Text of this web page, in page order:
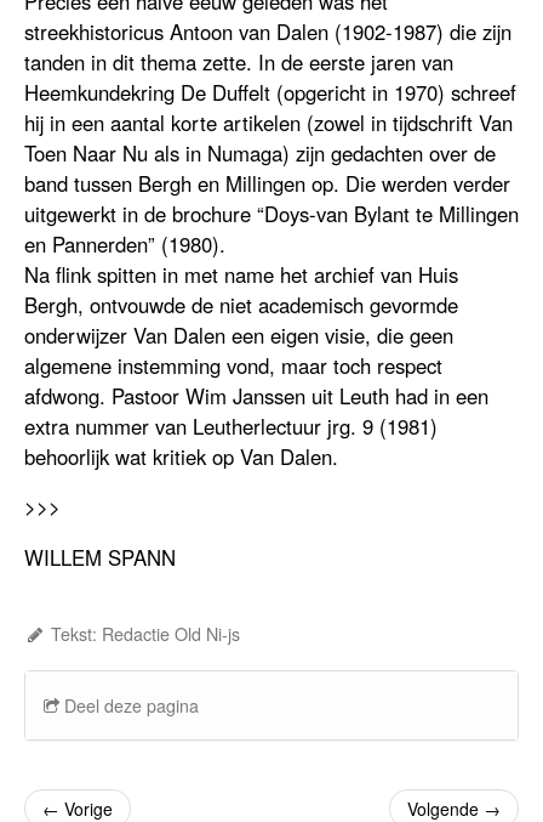
streekhistoricus Antoon van Dalen (1902-1987) die zijn
tanden in dit thema zette. In de eerste jaren van
Heemkundekring De Duffelt (opgericht in 1970) schreef
hij in een aantal korte artikelen (zowel in tijdschrift Van
Toen Naar Nu als in Numaga) zijn gedachten over de
band tussen Bergh en Millingen op. Die werden verder
uitgewerkt in de brochure “Doys-van Bylant te Millingen
en Pannerden” (1980).
Na flink spitten in met name het archief van Huis
Bergh, ontvouwde de niet academisch gevormde
onderwijzer Van Dalen een eigen visie, die geen
algemene instemming vond, maar toch respect
afdwong. Pastoor Wim Janssen uit Leuth had in een
extra nummer van Leutherlectuur jrg. 9 (1981)
behoorlijk wat kritiek op Van Dalen.
>>>
WILLEM SPANN
Tekst: Redactie Old Ni-js
Deel deze pagina
← Vorige Volgende →